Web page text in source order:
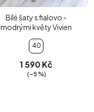
Bílé šaty s fialovo -
modrými květy Vivien
40
1 590 Kč
(–5 %)